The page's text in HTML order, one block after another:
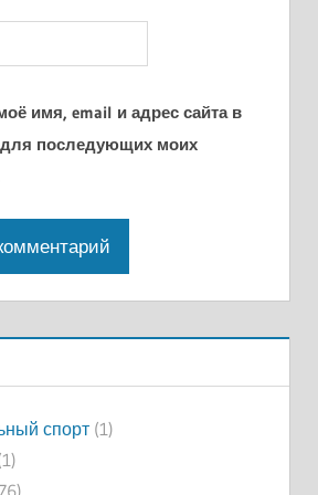
имя, email и адрес сайта в
для последующих моих
спорт(1)